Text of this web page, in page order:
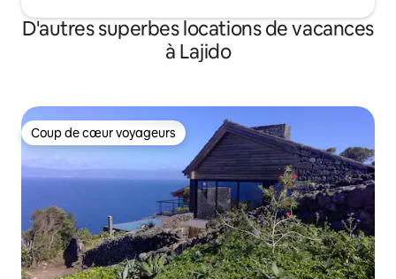
D'autres superbes locations de vacances
à Lajido
Coup de cœur voyageurs
Coup de cœur voyageurs